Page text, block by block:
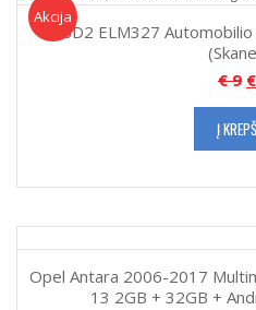
Akcija
Akcija!
OBD2 ELM327
€9 €
Į
Opel Antara 2006-2017
13 2GB + 32GB +